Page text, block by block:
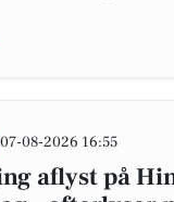
07-08-2026 16:55
aflyst på